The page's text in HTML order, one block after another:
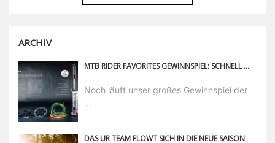
ARCHIV
MTB RIDER FAVORITES GEWINNSPIEL: SCHNELL NOCH MITMACHEN UND FETTE PREISE ABGREIFEN!
Noch läuft unser großes Gewinnspiel der
...
DAS UR TEAM FLOWT SICH IN DIE NEUE SAISON